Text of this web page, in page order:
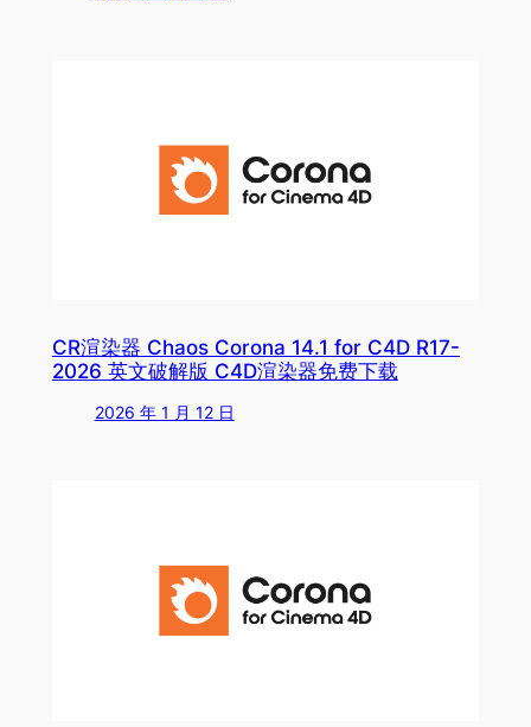
CR渲染器 Chaos Corona 14.1 for C4D R17-
2026 英文破解版 C4D渲染器免费下载
2026 年 1 月 12 日